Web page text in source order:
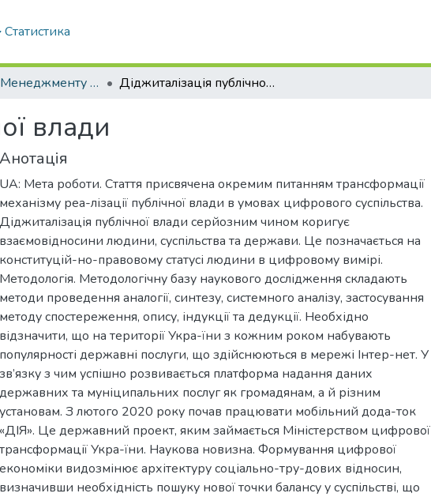
Статистика
Кафедра Менеджменту та публічного адміністрування Діджиталізація публічної влади
влади
Анотація
UA: Мета роботи. Стаття присвячена окремим питанням трансформації
механізму реа-лізації публічної влади в умовах цифрового суспільства.
Діджиталізація публічної влади серйозним чином коригує
взаємовідносини людини, суспільства та держави. Це позначається на
конституцій-но-правовому статусі людини в цифровому вимірі.
Методологія. Методологічну базу наукового дослідження складають
методи проведення аналогії, синтезу, системного аналізу, застосування
методу спостереження, опису, індукції та дедукції. Необхідно
відзначити, що на території Укра-їни з кожним роком набувають
популярності державні послуги, що здійснюються в мережі Інтер-нет. У
зв’язку з чим успішно розвивається платформа надання даних
державних та муніципальних послуг як громадянам, а й різним
установам. З лютого 2020 року почав працювати мобільний дода-ток
«ДІЯ». Це державний проект, яким займається Міністерством цифрової
трансформації Укра-їни. Наукова новизна. Формування цифрової
економіки видозмінює архітектуру соціально-тру-дових відносин,
визначивши необхідність пошуку нової точки балансу у суспільстві, що